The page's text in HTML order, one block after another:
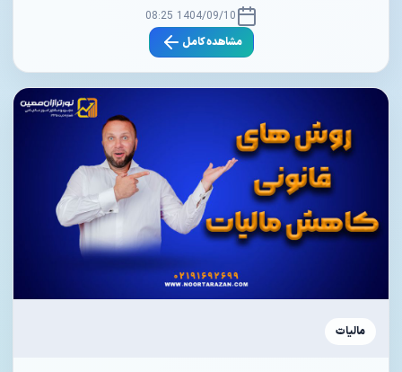
1404/09/10 08:25
مشاهده کامل
مالیات